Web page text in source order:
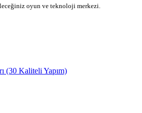
oyun ve teknoloji merkezi.
(30 Kaliteli Yapım)